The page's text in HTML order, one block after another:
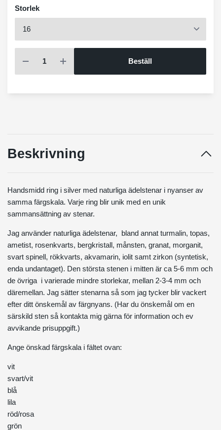
Storlek
Beställ
Beskrivning
Handsmidd ring i silver med naturliga ädelstenar i nyanser av
samma färgskala. Varje ring blir unik med en unik
sammansättning av stenar.
Jag använder naturliga ädelstenar, bland annat turmalin, topas,
ametist, rosenkvarts, bergkristall, månsten, granat, morganit,
svart spinell, rökkvarts, akvamarin, iolit samt zirkon (syntetisk,
enda undantaget). Den största stenen i mitten är ca 5-6 mm och
de övriga i varierade mindre storlekar, mellan 2-3-4 mm och
däremellan. Jag sätter stenarna så som jag tycker blir vackert
efter ditt önskemål av färgnyans. (Har du önskemål om en
särskild sten så kontakta mig gärna för information och ev
avvikande prisuppgift.)
Ange önskad färgskala i fältet ovan:
vit
svart/vit
blå
lila
röd/rosa
grön